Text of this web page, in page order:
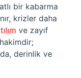
bir kabarma
krizler daha
ve zayıf
derinlik ve